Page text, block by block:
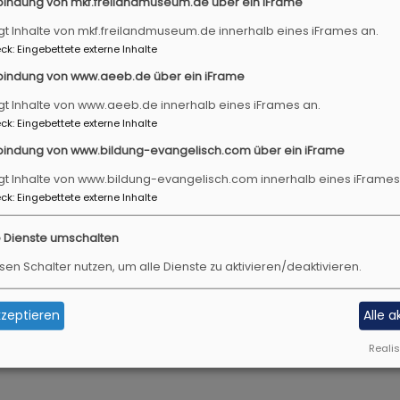
9-16 Uhr
- Willkommenstag von Ihrer Kirche
Hauptamtliche in Kirche & Diakonie
evangelisch
BERNATURA
19-20:30 Uhr
beim Abschied vom Leben: Spiritual Care
über Grundlagen und Praxis spiritueller Begleitung am
Hochschule Ansbach, Campus
Inhalte von mkf.freilandmuseum.de innerhalb eines iFrames an.
:Eingebettete externe Inhalte
von www.aeeb.de über ein iFrame
Inhalte von www.aeeb.de innerhalb eines iFrames an.
:Eingebettete externe Inhalte
von www.bildung-evangelisch.com über ein iFrame
Inhalte von www.bildung-evangelisch.com innerhalb eines
:Eingebettete externe Inhalte
Dienste umschalten
Schalter nutzen, um alle Dienste zu aktivieren/deaktivieren.
Alle